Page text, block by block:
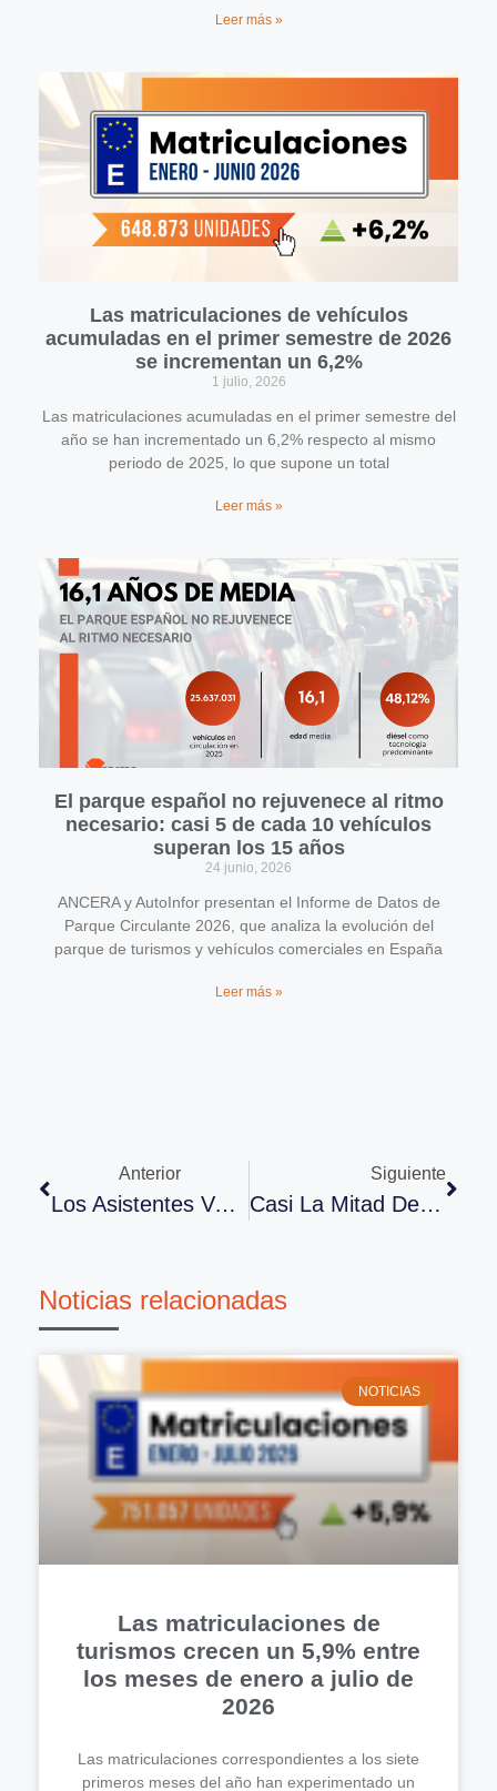
Leer más »
Las matriculaciones de vehículos
acumuladas en el primer semestre de 2026
se incrementan un 6,2%
1 julio, 2026
Las matriculaciones acumuladas en el primer semestre del
año se han incrementado un 6,2% respecto al mismo
periodo de 2025, lo que supone un total
Leer más »
El parque español no rejuvenece al ritmo
necesario: casi 5 de cada 10 vehículos
superan los 15 años
24 junio, 2026
ANCERA y AutoInfor presentan el Informe de Datos de
Parque Circulante 2026, que analiza la evolución del
parque de turismos y vehículos comerciales en España
Leer más »
Anterior
Los Asistentes Valoran Con Un 8,7 El Congreso ANCERA
Siguiente
Casi La Mitad De Nuestro Parque Tiene Más De 15 Años
Noticias relacionadas
NOTICIAS
Las matriculaciones de
turismos crecen un 5,9% entre
los meses de enero a julio de
2026
Las matriculaciones correspondientes a los siete
primeros meses del año han experimentado un